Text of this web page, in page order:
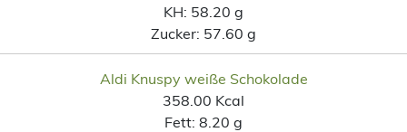
KH: 58.20 g
Zucker: 57.60 g
Aldi Knuspy weiße Schokolade
358.00 Kcal
Fett: 8.20 g